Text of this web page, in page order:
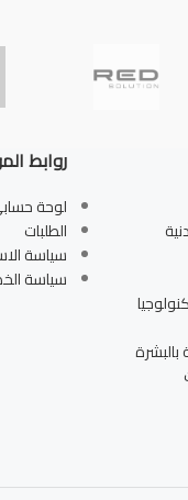
بالبشرة
روابط
لوحة
الطلبات
سياسة
سياسة